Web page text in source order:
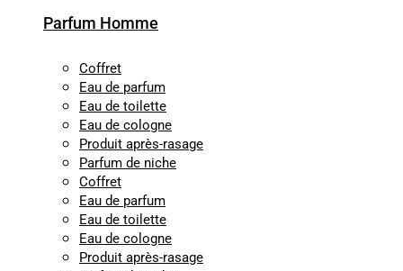
Parfum Homme
Coffret
Eau de parfum
Eau de toilette
Eau de cologne
Produit après-rasage
Parfum de niche
Coffret
Eau de parfum
Eau de toilette
Eau de cologne
Produit après-rasage